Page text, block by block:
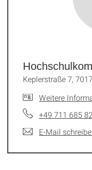
Keplerstraße 7,
Weitere
+49 711 685
E-Mail